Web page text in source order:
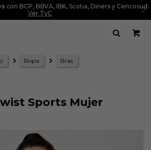
con BCP, BBVA, IBK, Scotia, Diners y Cencosud.
Ver TyC
Ropa Bras
Sports Mujer